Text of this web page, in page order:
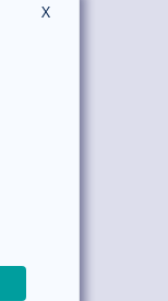
XMasquer le